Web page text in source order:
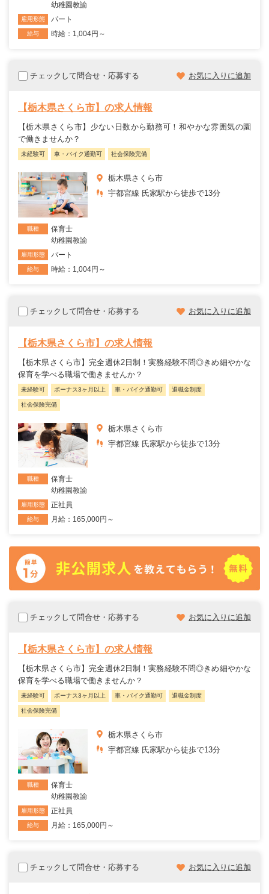
幼稚園教諭
雇用形態 パート
給与 時給：1,004円～
チェックして問合せ・応募する お気に入りに追加
【栃木県さくら市】の求人情報
【栃木県さくら市】少ない日数から勤務可！和やかな雰囲気の園
で働きませんか？
未経験可 車・バイク通勤可 社会保険完備
栃木県さくら市
宇都宮線 氏家駅から徒歩で13分
職種
保育士
幼稚園教諭
雇用形態 パート
給与 時給：1,004円～
チェックして問合せ・応募する お気に入りに追加
【栃木県さくら市】の求人情報
【栃木県さくら市】完全週休2日制！実務経験不問◎きめ細やかな
保育を学べる職場で働きませんか？
未経験可 ボーナス3ヶ月以上 車・バイク通勤可 退職金制度
社会保険完備
栃木県さくら市
宇都宮線 氏家駅から徒歩で13分
職種
保育士
幼稚園教諭
雇用形態 正社員
給与 月給：165,000円～
チェックして問合せ・応募する お気に入りに追加
【栃木県さくら市】の求人情報
【栃木県さくら市】完全週休2日制！実務経験不問◎きめ細やかな
保育を学べる職場で働きませんか？
未経験可 ボーナス3ヶ月以上 車・バイク通勤可 退職金制度
社会保険完備
栃木県さくら市
宇都宮線 氏家駅から徒歩で13分
職種
保育士
幼稚園教諭
雇用形態 正社員
給与 月給：165,000円～
チェックして問合せ・応募する お気に入りに追加